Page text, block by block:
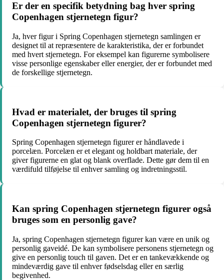
Er der en specifik betydning bag hver spring
Copenhagen stjernetegn figur?
Ja, hver figur i Spring Copenhagen stjernetegn samlingen er
designet til at repræsentere de karakteristika, der er forbundet
med hvert stjernetegn. For eksempel kan figurerne symbolisere
visse personlige egenskaber eller energier, der er forbundet med
de forskellige stjernetegn.
Hvad er materialet, der bruges til spring
Copenhagen stjernetegn figurer?
Spring Copenhagen stjernetegn figurer er håndlavede i
porcelæn. Porcelæn er et elegant og holdbart materiale, der
giver figurerne en glat og blank overflade. Dette gør dem til en
værdifuld tilføjelse til enhver samling og indretningsstil.
Kan spring Copenhagen stjernetegn figurer også
bruges som en personlig gave?
Ja, spring Copenhagen stjernetegn figurer kan være en unik og
personlig gaveidé. De kan symbolisere personens stjernetegn og
give en personlig touch til gaven. Det er en tankevækkende og
mindeværdig gave til enhver fødselsdag eller en særlig
begivenhed.